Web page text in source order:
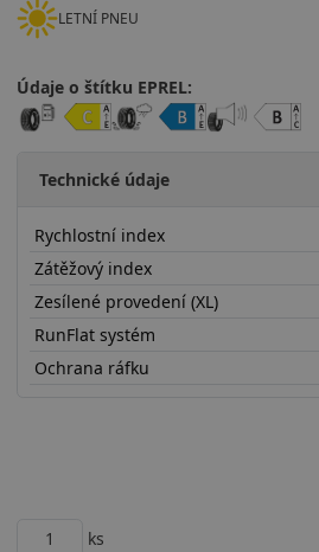
LETNÍ PNEU
Údaje o štítku EPREL:
Technické údaje
Rychlostní index
Zátěžový index
Zesílené provedení (XL)
RunFlat systém
Ochrana ráfku
ks